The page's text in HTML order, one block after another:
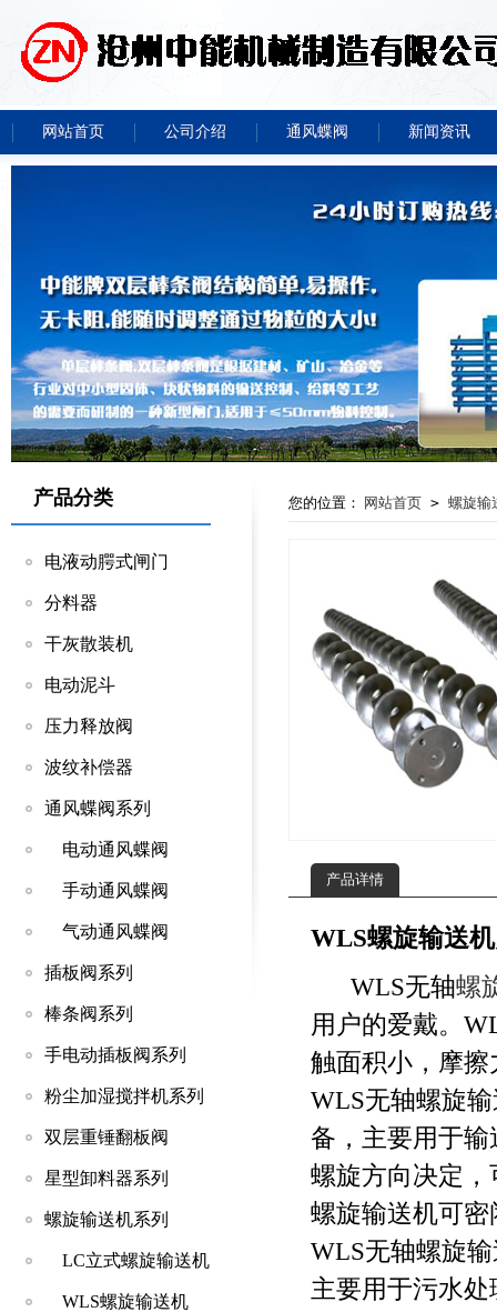
网站首页 公司介绍 通风蝶阀 新闻资讯
产品分类
电液动腭式闸门
分料器
干灰散装机
电动泥斗
压力释放阀
波纹补偿器
通风蝶阀系列
电动通风蝶阀
手动通风蝶阀
气动通风蝶阀
插板阀系列
棒条阀系列
手电动插板阀系列
粉尘加湿搅拌机系列
双层重锤翻板阀
星型卸料器系列
螺旋输送机系列
LC立式螺旋输送机
WLS螺旋输送机
您的位置： 网站首页 > 螺旋输
产品详情
WLS螺旋输送机
WLS无轴螺
用户的爱戴。
触面积小，摩
WLS无轴螺旋
备，主要用于
螺旋方向决定
螺旋输送机可
WLS无轴螺旋
主要用于污水